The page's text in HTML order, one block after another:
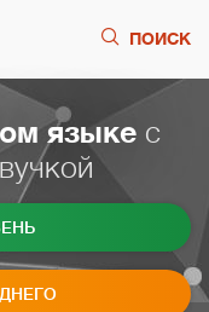
ПОИСК
языке с